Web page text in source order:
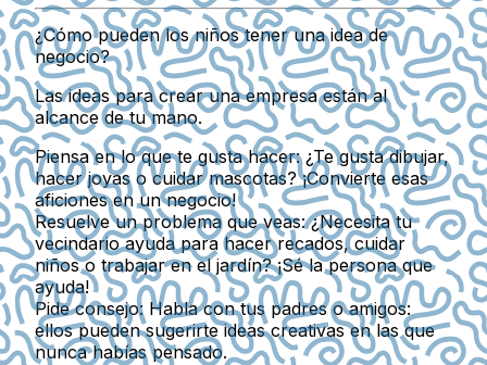
¿Cómo pueden los niños tener una idea de
negocio?
Las ideas para crear una empresa están al
alcance de tu mano.
Piensa en lo que te gusta hacer:¿Te gusta dibujar,
hacer joyas o cuidar mascotas? ¡Convierte esas
aficiones en un negocio!
Resuelve un problema que veas:¿Necesita tu
vecindario ayuda para hacer recados, cuidar
niños o trabajar en el jardín? ¡Sé la persona que
ayuda!
Pide consejo: Habla con tus padres o amigos:
ellos pueden sugerirte ideas creativas en las que
nunca habías pensado.